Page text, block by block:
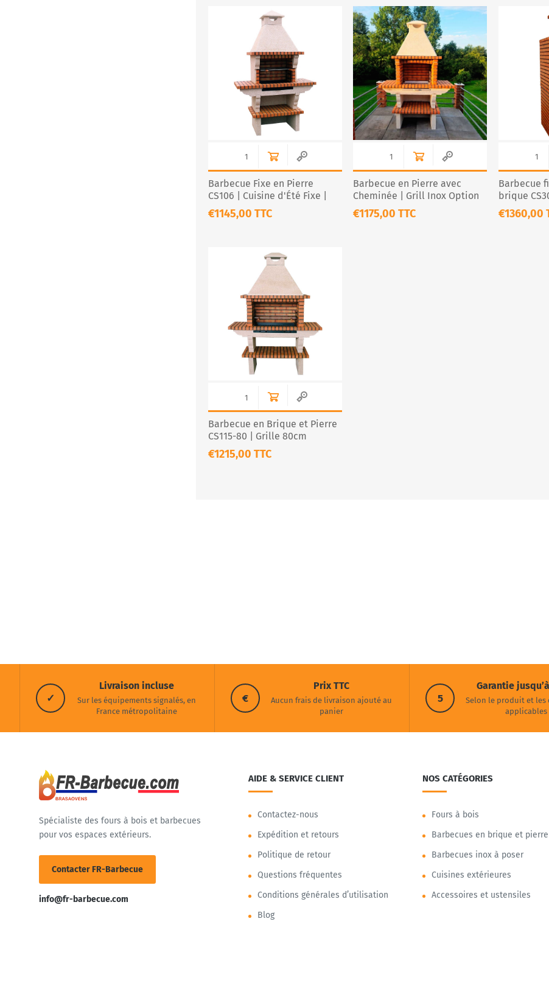
Barbecue Fixe en Pierre
CS106 | Cuisine d'Été Fixe |
Livraison France
€1145,00 TTC
Barbecue en Pierre avec
Cheminée | Grill Inox Option
CS112-60
€1175,00 TTC
Barbecue
brique
€1360,00
Barbecue en Brique et Pierre
CS115-80 | Grille 80cm
€1215,00 TTC
✓
Livraison incluse
Sur les équipements signalés, en
France métropolitaine
€
Prix TTC
Aucun frais de livraison ajouté au
panier
5
Garantie
Selon le produit et les
applicables
Spécialiste des fours à bois et barbecues
pour vos espaces extérieurs.
Contacter FR-Barbecue
info@fr-barbecue.com
AIDE & SERVICE CLIENT
Contactez-nous
Expédition et retours
Politique de retour
Questions fréquentes
Conditions générales d’utilisation
Blog
NOS CATÉGORIES
Fours à bois
Barbecues en brique et pierre
Barbecues inox à poser
Cuisines extérieures
Accessoires et ustensiles